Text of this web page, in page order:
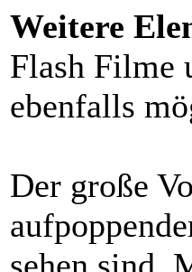
Weitere
Flash Filme
ebenfalls
Der große